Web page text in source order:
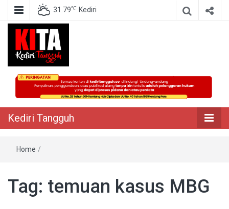
31.79℃ Kediri
Kediri Tangguh
Berita Akurat Terpercaya
Kediri Tangguh
Home /
Tag: temuan kasus MBG